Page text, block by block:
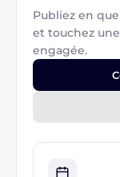
Publiez en
et touchez
engagée.